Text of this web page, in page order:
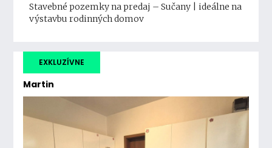
Stavebné pozemky na predaj – Sučany | ideálne na
výstavbu rodinných domov
Martin
EXKLUZÍVNE